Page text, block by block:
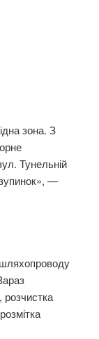
зона. З
Тунельній
—
шляхопроводу
розчистка